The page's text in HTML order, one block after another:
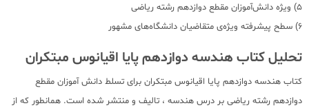
5) ویژه دانش‌آموزان مقطع دوازدهم رشته ریاضی
6) سطح پیشرفته ویژه‌ی متقاضیان دانشگاه‌های مشهور
تحلیل کتاب هندسه دوازدهم پایا اقیانوس مبتکران
کتاب هندسه دوازدهم پایا اقیانوس مبتکران برای تسلط دانش آموزان مقطع
دوازدهم رشته ریاضی بر درس هندسه ، تالیف و منتشر شده است. همانطور که از